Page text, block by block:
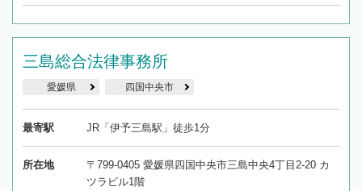
三島総合法律事務所
愛媛県 四国中央市
最寄駅 JR「伊予三島駅」徒歩1分
所在地
〒799-0405 愛媛県四国中央市三島中央4丁目2-20 カ
ツラビル1階